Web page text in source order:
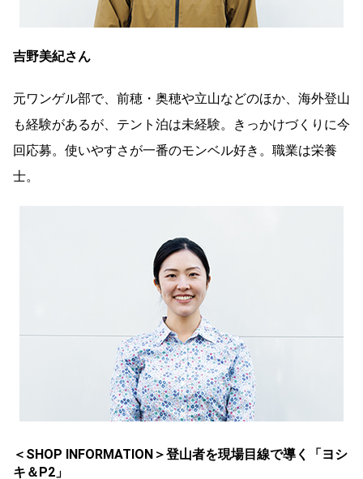
吉野美紀さん
元ワンゲル部で、前穂・奥穂や立山などのほか、海外登山
も経験があるが、テント泊は未経験。きっかけづくりに今
回応募。使いやすさが一番のモンベル好き。職業は栄養
士。
＜SHOP INFORMATION＞登山者を現場目線で導く「ヨシ
キ＆P2」